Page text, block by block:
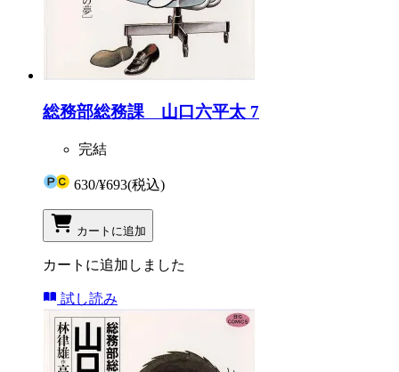
総務部総務課 山口六平太 7
完結
630/¥693(税込)
カートに追加
カートに追加しました
試し読み